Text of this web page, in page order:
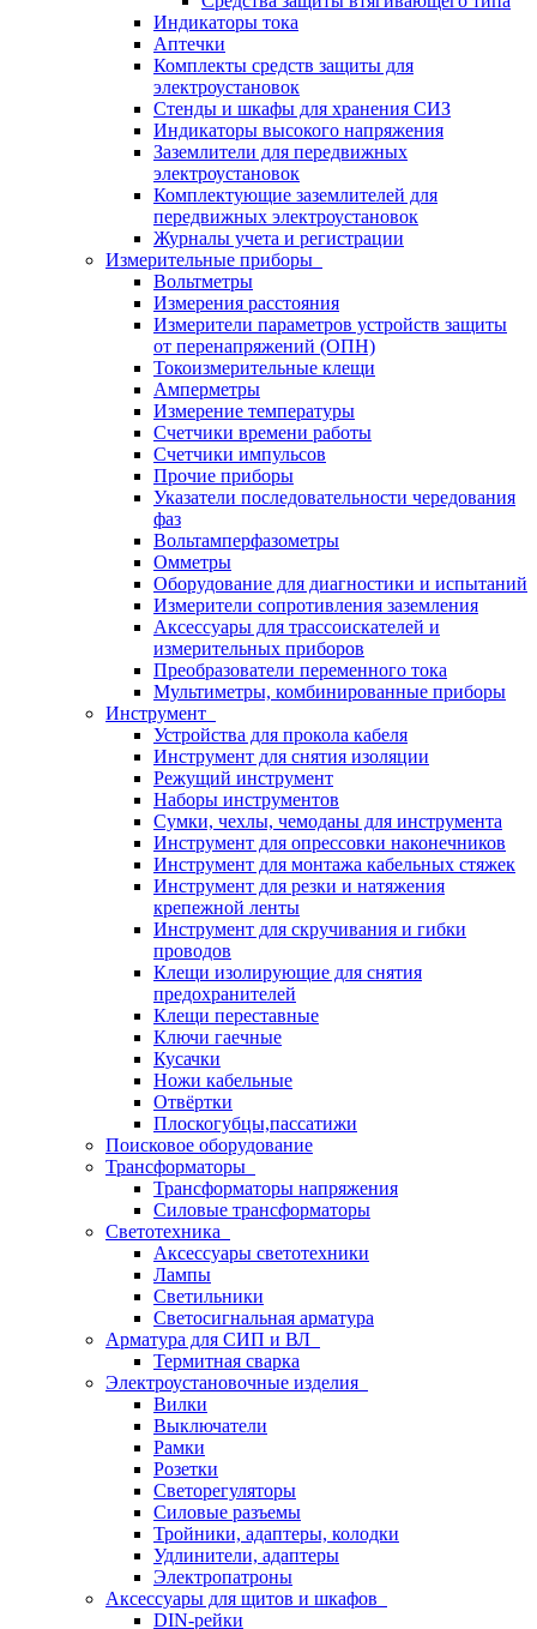
Индикаторы тока
Аптечки
Комплекты средств защиты для
электроустановок
Стенды и шкафы для хранения СИЗ
Индикаторы высокого напряжения
Заземлители для передвижных
электроустановок
Комплектующие заземлителей для
передвижных электроустановок
Журналы учета и регистрации
Измерительные приборы
Вольтметры
Измерения расстояния
Измерители параметров устройств защиты
от перенапряжений (ОПН)
Токоизмерительные клещи
Амперметры
Измерение температуры
Счетчики времени работы
Счетчики импульсов
Прочие приборы
Указатели последовательности чередования
фаз
Вольтамперфазометры
Омметры
Оборудование для диагностики и испытаний
Измерители сопротивления заземления
Аксессуары для трассоискателей и
измерительных приборов
Преобразователи переменного тока
Мультиметры, комбинированные приборы
Инструмент
Устройства для прокола кабеля
Инструмент для снятия изоляции
Режущий инструмент
Наборы инструментов
Сумки, чехлы, чемоданы для инструмента
Инструмент для опрессовки наконечников
Инструмент для монтажа кабельных стяжек
Инструмент для резки и натяжения
крепежной ленты
Инструмент для скручивания и гибки
проводов
Клещи изолирующие для снятия
предохранителей
Клещи переставные
Ключи гаечные
Кусачки
Ножи кабельные
Отвёртки
Плоскогубцы,пассатижи
Поисковое оборудование
Трансформаторы
Трансформаторы напряжения
Силовые трансформаторы
Светотехника
Аксессуары светотехники
Лампы
Светильники
Светосигнальная арматура
Арматура для СИП и ВЛ
Термитная сварка
Электроустановочные изделия
Вилки
Выключатели
Рамки
Розетки
Светорегуляторы
Силовые разъемы
Тройники, адаптеры, колодки
Удлинители, адаптеры
Электропатроны
Аксессуары для щитов и шкафов
DIN-рейки